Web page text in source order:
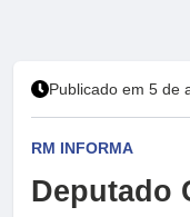
Publicado em 5 de
RM INFORMA
Deputado